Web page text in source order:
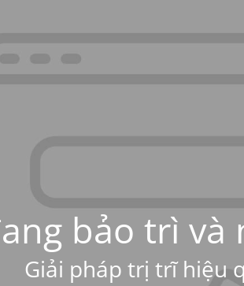
bảo trì và
Giải pháp trị trĩ hiệu